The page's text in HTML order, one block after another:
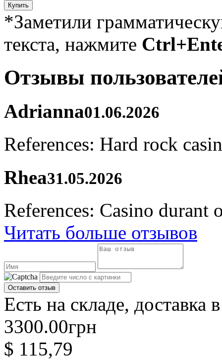
Купить
*Заметили
текста, нажмите
Отзывы
Adrianna01.06.2026
References: Hard rock
Rhea31.05.2026
References: Casino durant
Читать больше отзывов
Есть на складе, доставка
3300.00грн
$ 115,79